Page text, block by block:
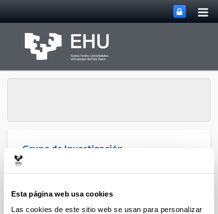
Esta página web usa cookies
Las cookies de este sitio web se usan para personalizar
Grupo de Investigación
Atmosférica
Artículos (2020)